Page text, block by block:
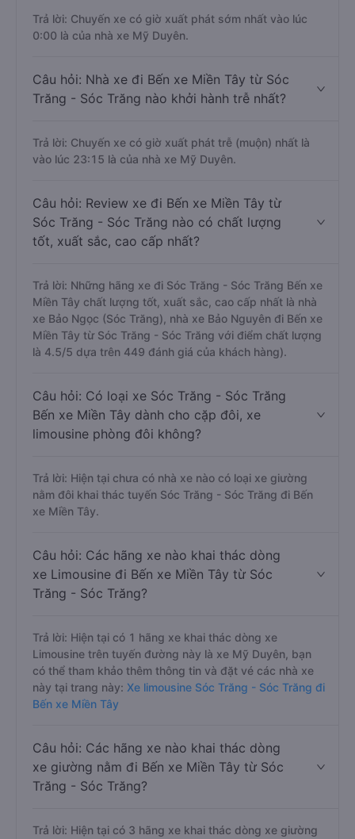
Trả lời: Chuyến xe có giờ xuất phát sớm nhất vào lúc
0:00 là của nhà xe Mỹ Duyên.
Câu hỏi: Nhà xe đi Bến xe Miền Tây từ Sóc
Trăng - Sóc Trăng nào khởi hành trễ nhất?
Trả lời: Chuyến xe có giờ xuất phát trễ (muộn) nhất là
vào lúc 23:15 là của nhà xe Mỹ Duyên.
Câu hỏi: Review xe đi Bến xe Miền Tây từ
Sóc Trăng - Sóc Trăng nào có chất lượng
tốt, xuất sắc, cao cấp nhất?
Trả lời: Những hãng xe đi Sóc Trăng - Sóc Trăng Bến xe
Miền Tây chất lượng tốt, xuất sắc, cao cấp nhất là nhà
xe Bảo Ngọc (Sóc Trăng), nhà xe Bảo Nguyên đi Bến xe
Miền Tây từ Sóc Trăng - Sóc Trăng với điểm chất lượng
là 4.5/5 dựa trên 449 đánh giá của khách hàng).
Câu hỏi: Có loại xe Sóc Trăng - Sóc Trăng
Bến xe Miền Tây dành cho cặp đôi, xe
limousine phòng đôi không?
Trả lời: Hiện tại chưa có nhà xe nào có loại xe giường
nằm đôi khai thác tuyến Sóc Trăng - Sóc Trăng đi Bến
xe Miền Tây.
Câu hỏi: Các hãng xe nào khai thác dòng
xe Limousine đi Bến xe Miền Tây từ Sóc
Trăng - Sóc Trăng?
Trả lời: Hiện tại có 1 hãng xe khai thác dòng xe
Limousine trên tuyến đường này là xe Mỹ Duyên, bạn
có thể tham khảo thêm thông tin và đặt vé các nhà xe
này tại trang này: Xe limousine Sóc Trăng - Sóc Trăng đi
Bến xe Miền Tây
Câu hỏi: Các hãng xe nào khai thác dòng
xe giường nằm đi Bến xe Miền Tây từ Sóc
Trăng - Sóc Trăng?
Trả lời: Hiện tại có 3 hãng xe khai thác dòng xe giường